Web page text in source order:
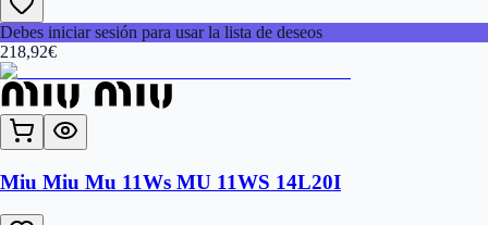
Debes iniciar sesión para usar la lista de deseos
218,92€
Miu Miu Mu 11Ws MU 11WS 14L20I